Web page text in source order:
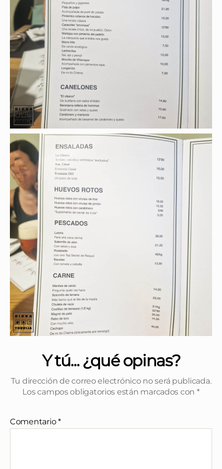
Y tú... ¿qué opinas?
Tu dirección de correo electrónico no será publicada.
Los campos obligatorios están marcados con *
Comentario*